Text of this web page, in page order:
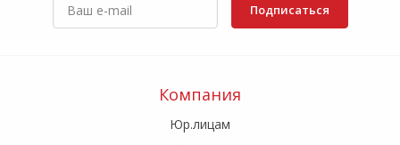
Подписаться
Компания
Юр.лицам